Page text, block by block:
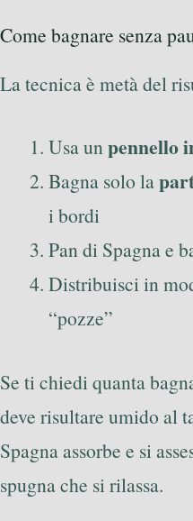
Come bagnare senza
La tecnica è metà del
Usa unpennello
Bagna solo la
i bordi
Pan di Spagna e
Distribuisci in
“pozze”
Se ti chiedi quanta
deve risultare umido al
Spagna assorbe e si
spugna che si rilassa.